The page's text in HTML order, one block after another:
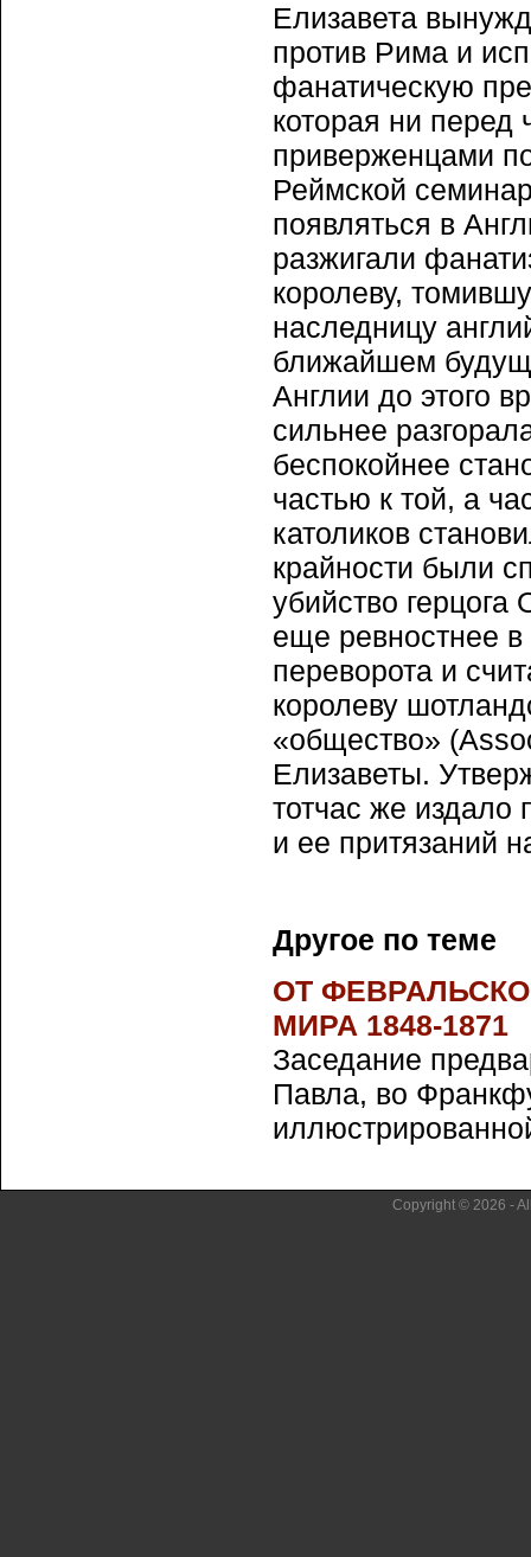
Елизавета
против Рима и
фанатическую
которая ни
приверженцами
Реймской
появляться в
разжигали
королеву,
наследницу
ближайшем
Англии до этого
сильнее
беспокойнее
частью к той, а
католиков
крайности были
убийство герцога
еще ревностнее в
переворота и
королеву
«общество»
Елизаветы.
тотчас же издало
и ее притязаний
Другое по теме
ОТ
МИРА 1848-1871
Заседание
Павла, во
Copyright © 2026 -